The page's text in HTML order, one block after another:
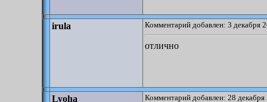
irula Комментарий добавлен: 3 декабря
отлично
Lyoha Комментарий добавлен: 28